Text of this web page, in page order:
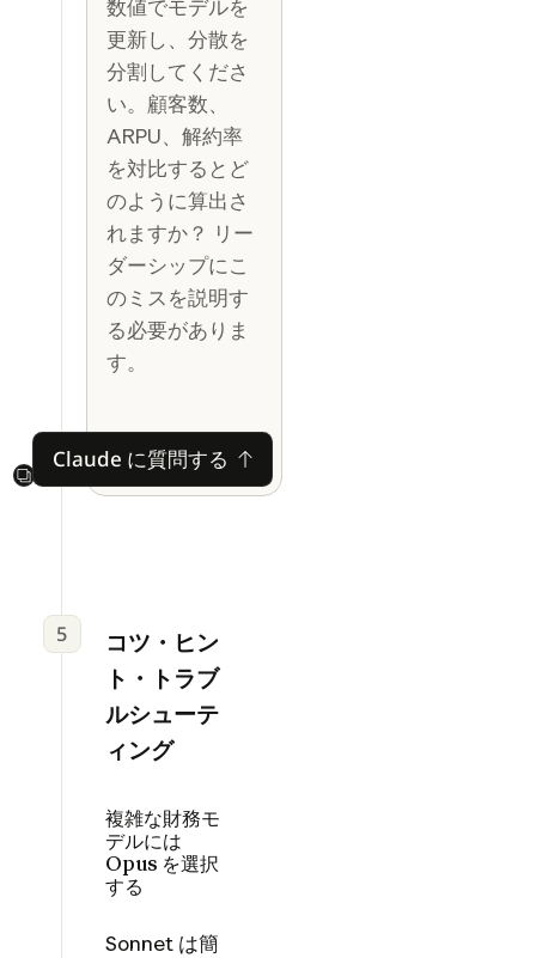
数値でモデルを
更新し、分散を
分割してくださ
い。顧客数、
ARPU、解約率
を対比するとど
のように算出さ
れますか？ リー
ダーシップにこ
のミスを説明す
る必要がありま
す。
Next
Claude に質問する
Claude に質問する
5
コツ・ヒン
ト・トラブ
ルシューテ
ィング
複雑な財務モ
デルには
Opus を選択
する
Sonnet は簡